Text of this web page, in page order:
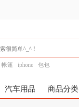
帐篷 iphone 包包
汽车用品 商品分类